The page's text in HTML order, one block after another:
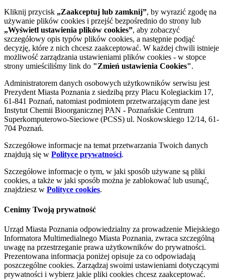
Kliknij przycisk „Zaakceptuj lub zamknij”, by wyrazić zgodę na
używanie plików cookies i przejść bezpośrednio do strony lub
„Wyświetl ustawienia plików cookies”, aby zobaczyć
szczegółowy opis typów plików cookies, a następnie podjąć
decyzję, które z nich chcesz zaakceptować. W każdej chwili istnieje
możliwość zarządzania ustawieniami plików cookies - w stopce
strony umieściliśmy link do "Zmień ustawienia Cookies".
Administratorem danych osobowych użytkowników serwisu jest
Prezydent Miasta Poznania z siedzibą przy Placu Kolegiackim 17,
61-841 Poznań, natomiast podmiotem przetwarzającym dane jest
Instytut Chemii Bioorganicznej PAN - Poznańskie Centrum
Superkomputerowo-Sieciowe (PCSS) ul. Noskowskiego 12/14, 61-
704 Poznań.
Szczegółowe informacje na temat przetwarzania Twoich danych
znajdują się w Polityce prywatności.
Szczegółowe informacje o tym, w jaki sposób używane są pliki
cookies, a także w jaki sposób można je zablokować lub usunąć,
znajdziesz w Polityce cookies.
Cenimy Twoją prywatność
Urząd Miasta Poznania odpowiedzialny za prowadzenie Miejskiego
Informatora Multimedialnego Miasta Poznania, zwraca szczególną
uwagę na przestrzeganie prawa użytkowników do prywatności.
Prezentowana informacja poniżej opisuje za co odpowiadają
poszczególne cookies. Zarządzaj swoimi ustawieniami dotyczącymi
prywatności i wybierz jakie pliki cookies chcesz zaakceptować.